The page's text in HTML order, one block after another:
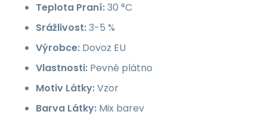
Teplota Praní:30 °C
Srážlivost:3-5 %
Výrobce: Dovoz EU
Vlastnosti: Pevné plátno
Motiv Látky:Vzor
Barva Látky: Mix barev